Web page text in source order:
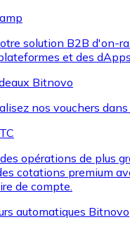
solution B2B d'on-
et des
Bitnovo
nos vouchers
opérations de plus
cotations premium
de compte.
automatiques Bitnovo